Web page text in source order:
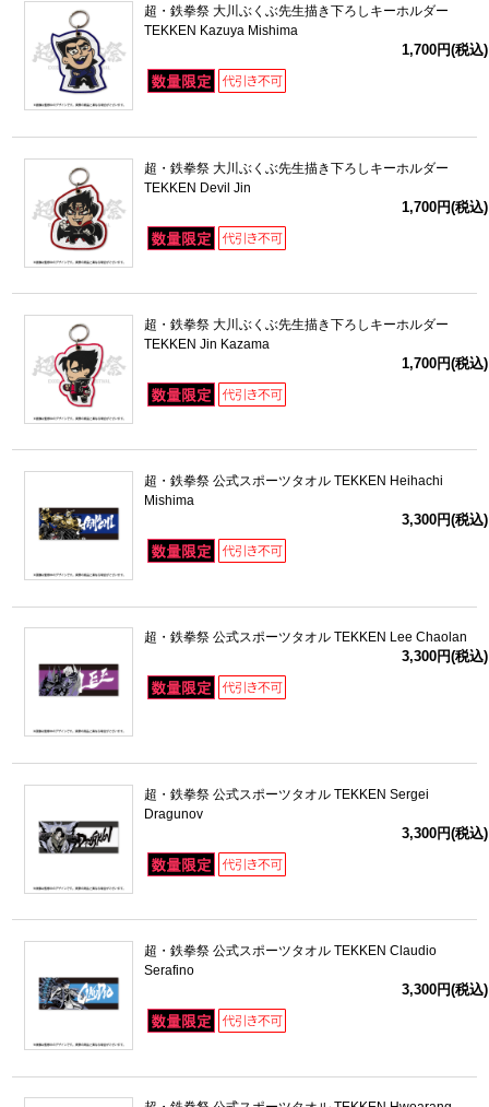
超・鉄拳祭 大川ぶくぶ先生描き下ろしキーホルダー
TEKKEN Kazuya Mishima
1,700円(税込)
超・鉄拳祭 大川ぶくぶ先生描き下ろしキーホルダー
TEKKEN Devil Jin
1,700円(税込)
超・鉄拳祭 大川ぶくぶ先生描き下ろしキーホルダー
TEKKEN Jin Kazama
1,700円(税込)
超・鉄拳祭 公式スポーツタオル TEKKEN Heihachi
Mishima
3,300円(税込)
超・鉄拳祭 公式スポーツタオル TEKKEN Lee Chaolan
3,300円(税込)
超・鉄拳祭 公式スポーツタオル TEKKEN Sergei
Dragunov
3,300円(税込)
超・鉄拳祭 公式スポーツタオル TEKKEN Claudio
Serafino
3,300円(税込)